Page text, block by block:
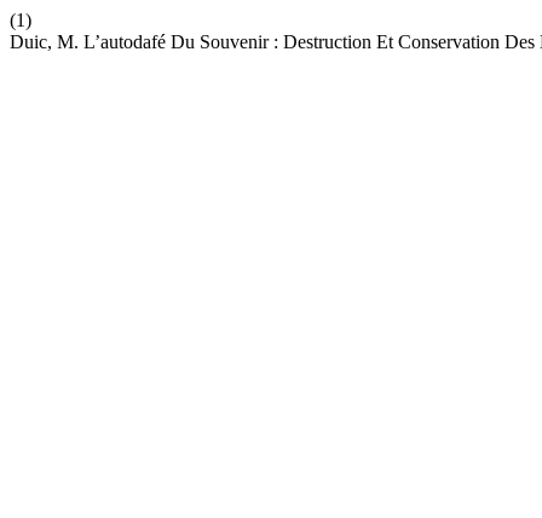
(1)
Duic, M. L’autodafé Du Souvenir : Destruction Et Conservation